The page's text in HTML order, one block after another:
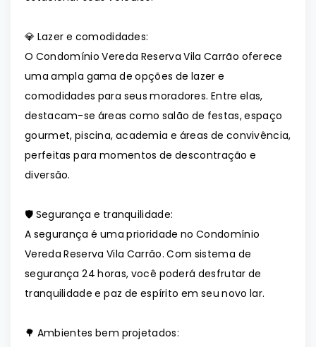
💎 Lazer e comodidades:
O Condomínio Vereda Reserva Vila Carrão oferece
uma ampla gama de opções de lazer e
comodidades para seus moradores. Entre elas,
destacam-se áreas como salão de festas, espaço
gourmet, piscina, academia e áreas de convivência,
perfeitas para momentos de descontração e
diversão.
🛡️ Segurança e tranquilidade:
A segurança é uma prioridade no Condomínio
Vereda Reserva Vila Carrão. Com sistema de
segurança 24 horas, você poderá desfrutar de
tranquilidade e paz de espírito em seu novo lar.
🌳 Ambientes bem projetados: